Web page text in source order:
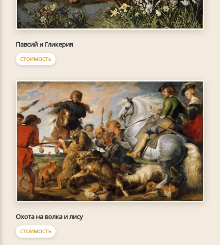
Павсий и Гликерия
СТОИМОСТЬ
Охота на волка и лису
СТОИМОСТЬ